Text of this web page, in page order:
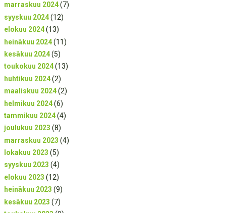
marraskuu 2024(7)
syyskuu 2024(12)
elokuu 2024(13)
heinäkuu 2024(11)
kesäkuu 2024(5)
toukokuu 2024(13)
huhtikuu 2024(2)
maaliskuu 2024(2)
helmikuu 2024(6)
tammikuu 2024(4)
joulukuu 2023 (8)
marraskuu 2023 (4)
lokakuu 2023 (5)
syyskuu 2023 (4)
elokuu 2023 (12)
heinäkuu 2023 (9)
kesäkuu 2023 (7)